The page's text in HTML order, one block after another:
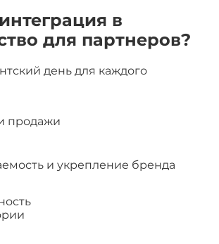
в
для партнеров?
день для каждого
продажи
и укрепление бренда